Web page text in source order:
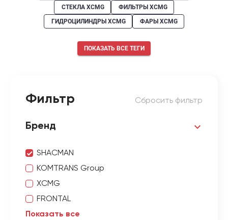
СТЕКЛА XCMG
ФИЛЬТРЫ XCMG
ГИДРОЦИЛИНДРЫ XCMG
ФАРЫ XCMG
ПОКАЗАТЬ ВСЕ ТЕГИ
Фильтр Сбросить фильтр
Бренд
SHACMAN
KOMTRANS Group
XCMG
FRONTAL
Показать все